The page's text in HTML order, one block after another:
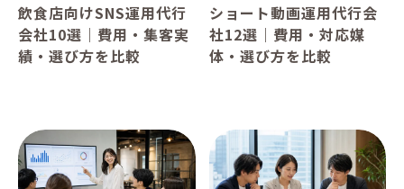
飲食店向けSNS運用代行
会社10選｜費用・集客実
績・選び方を比較
ショート動画運用代行会
社12選｜費用・対応媒
体・選び方を比較